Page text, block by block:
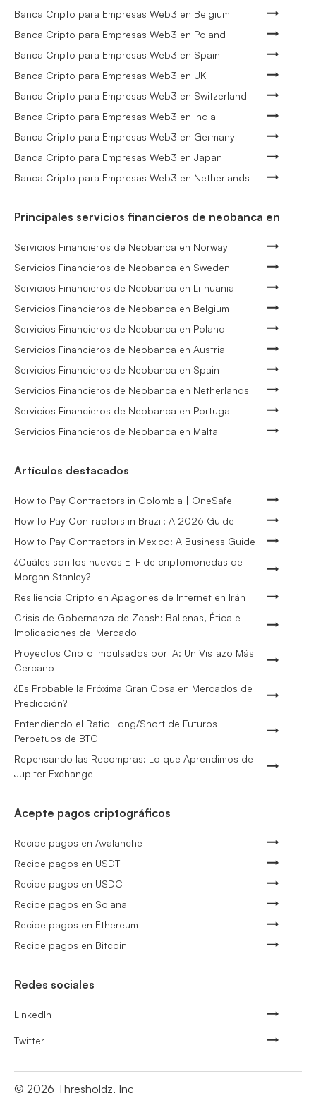
Banca Cripto para Empresas Web3 en Belgium
Banca Cripto para Empresas Web3 en Poland
Banca Cripto para Empresas Web3 en Spain
Banca Cripto para Empresas Web3 en UK
Banca Cripto para Empresas Web3 en Switzerland
Banca Cripto para Empresas Web3 en India
Banca Cripto para Empresas Web3 en Germany
Banca Cripto para Empresas Web3 en Japan
Banca Cripto para Empresas Web3 en Netherlands
Principales servicios financieros de neobanca en
Servicios Financieros de Neobanca en Norway
Servicios Financieros de Neobanca en Sweden
Servicios Financieros de Neobanca en Lithuania
Servicios Financieros de Neobanca en Belgium
Servicios Financieros de Neobanca en Poland
Servicios Financieros de Neobanca en Austria
Servicios Financieros de Neobanca en Spain
Servicios Financieros de Neobanca en Netherlands
Servicios Financieros de Neobanca en Portugal
Servicios Financieros de Neobanca en Malta
Artículos destacados
How to Pay Contractors in Colombia | OneSafe
How to Pay Contractors in Brazil: A 2026 Guide
How to Pay Contractors in Mexico: A Business Guide
¿Cuáles son los nuevos ETF de criptomonedas de
Morgan Stanley?
Resiliencia Cripto en Apagones de Internet en Irán
Crisis de Gobernanza de Zcash: Ballenas, Ética e
Implicaciones del Mercado
Proyectos Cripto Impulsados por IA: Un Vistazo Más
Cercano
¿Es Probable la Próxima Gran Cosa en Mercados de
Predicción?
Entendiendo el Ratio Long/Short de Futuros
Perpetuos de BTC
Repensando las Recompras: Lo que Aprendimos de
Jupiter Exchange
Acepte pagos criptográficos
Recibe pagos en Avalanche
Recibe pagos en USDT
Recibe pagos en USDC
Recibe pagos en Solana
Recibe pagos en Ethereum
Recibe pagos en Bitcoin
Redes sociales
LinkedIn
Twitter
© 2026 Thresholdz, Inc